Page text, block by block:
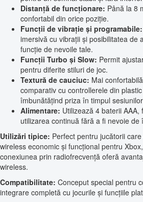
Distanță de funcționare: Până la 8
confortabil din orice poziție.
Funcții de vibrație și programabile:
imersivă cu vibrații și posibilitatea de
funcție de nevoile tale.
Funcții Turbo și Slow: Permit
pentru diferite stiluri de joc.
Textură de cauciuc: Mai
comparativ cu controllerele din
îmbunătățind priza în timpul
Alimentare: Utilizează 4 baterii
utilizarea continuă fără a fi nevoie de
Utilizări tipice: Perfect pentru jucătorii
wireless economic și funcțional pentru
conexiunea prin radiofrecvență oferă
wireless.
Compatibilitate: Conceput special pentru
integrare completă cu jocurile și funcțiile